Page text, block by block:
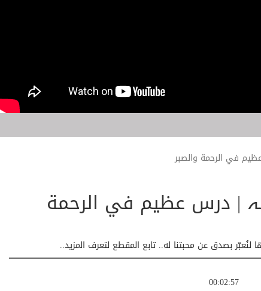
في الرحمة والصبر
| درس عظيم في الرحمة
بصدق عن محبتنا له.. تابع المقطع لتعرف المزيد..
00:02:57